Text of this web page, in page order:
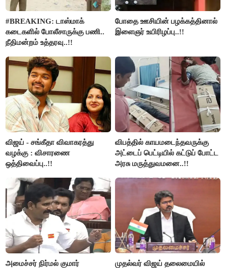
#BREAKING: டாஸ்மாக்
கடைகளில் போலீசாருக்கு பணி..
நீதிமன்றம் உத்தரவு..!!
போதை ஊசியின் பழக்கத்தினால்
இளைஞர் உயிரிழப்பு..!!
விஜய் - சங்கீதா விவாகரத்து
வழக்கு : விசாரணை
ஒத்திவைப்பு..!!
விபத்தில் காயமடைந்தவருக்கு
அட்டைப் பெட்டியில் கட்டுப் போட்ட
அரசு மருத்துவமனை..!!
அமைச்சர் நிர்மல் குமார்
முதல்வர் விஜய் தலைமையில்